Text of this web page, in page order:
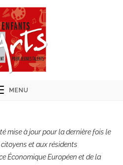
MENU
mise à jour pour la dernière fois le
citoyens et aux résidents
Économique Européen et de la